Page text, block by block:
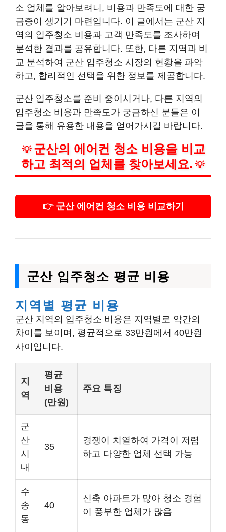
소 업체를 알아보려니, 비용과 만족도에 대한 궁
금증이 생기기 마련입니다. 이 글에서는 군산 지
역의 입주청소 비용과 고객 만족도를 조사하여
분석한 결과를 공유합니다. 또한, 다른 지역과 비
교 분석하여 군산 입주청소 시장의 현황을 파악
하고, 합리적인 선택을 위한 정보를 제공합니다.
군산 입주청소를 준비 중이시거나, 다른 지역의
입주청소 비용과 만족도가 궁금하신 분들은 이
글을 통해 유용한 내용을 얻어가시길 바랍니다.
💡 군산의 에어컨 청소 비용을 비교
하고 최적의 업체를 찾아보세요. 💡
👉 군산 에어컨 청소 비용 비교하기
군산 입주청소 평균 비용
지역별 평균 비용
군산 지역의 입주청소 비용은 지역별로 약간의
차이를 보이며, 평균적으로 33만원에서 40만원
사이입니다.
지
역
평균
비용
(만원)
주요 특징
군
산
시
내
35
경쟁이 치열하여 가격이 저렴
하고 다양한 업체 선택 가능
수
송
동
40
신축 아파트가 많아 청소 경험
이 풍부한 업체가 많음